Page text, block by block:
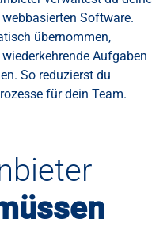
Software.
übernommen,
Aufgaben
So reduzierst du
für dein Team.